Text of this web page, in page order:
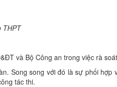
THPT
và Bộ Công an trong việc rà
Song song với đó là sự phối hợp
tác thi.